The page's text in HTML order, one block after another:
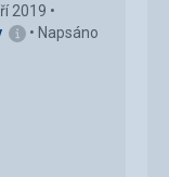
2019
Napsáno